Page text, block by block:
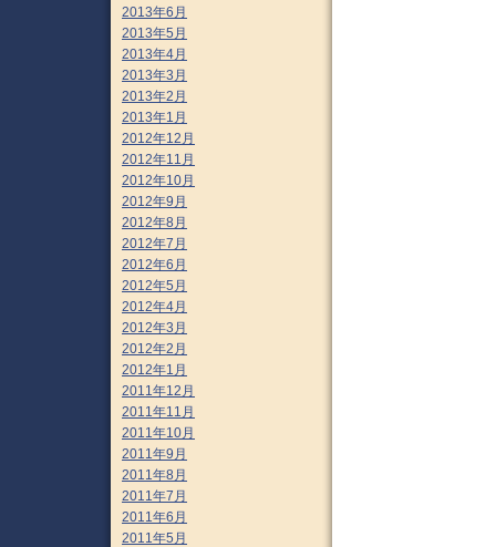
2013年6月
2013年5月
2013年4月
2013年3月
2013年2月
2013年1月
2012年12月
2012年11月
2012年10月
2012年9月
2012年8月
2012年7月
2012年6月
2012年5月
2012年4月
2012年3月
2012年2月
2012年1月
2011年12月
2011年11月
2011年10月
2011年9月
2011年8月
2011年7月
2011年6月
2011年5月